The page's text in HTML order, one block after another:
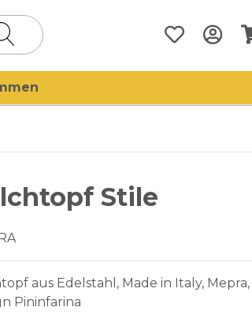
Stile
aus Edelstahl, Made in Italy, Mepra,
Pininfarina